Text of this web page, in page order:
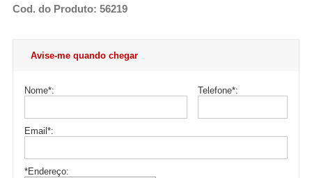
Cod. do Produto: 56219
Avise-me quando chegar
Nome*: Telefone*:
Email *:
*Endereço: